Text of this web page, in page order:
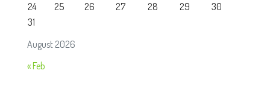
August 2026
24
25 26 27 28 29
30
31
« Feb